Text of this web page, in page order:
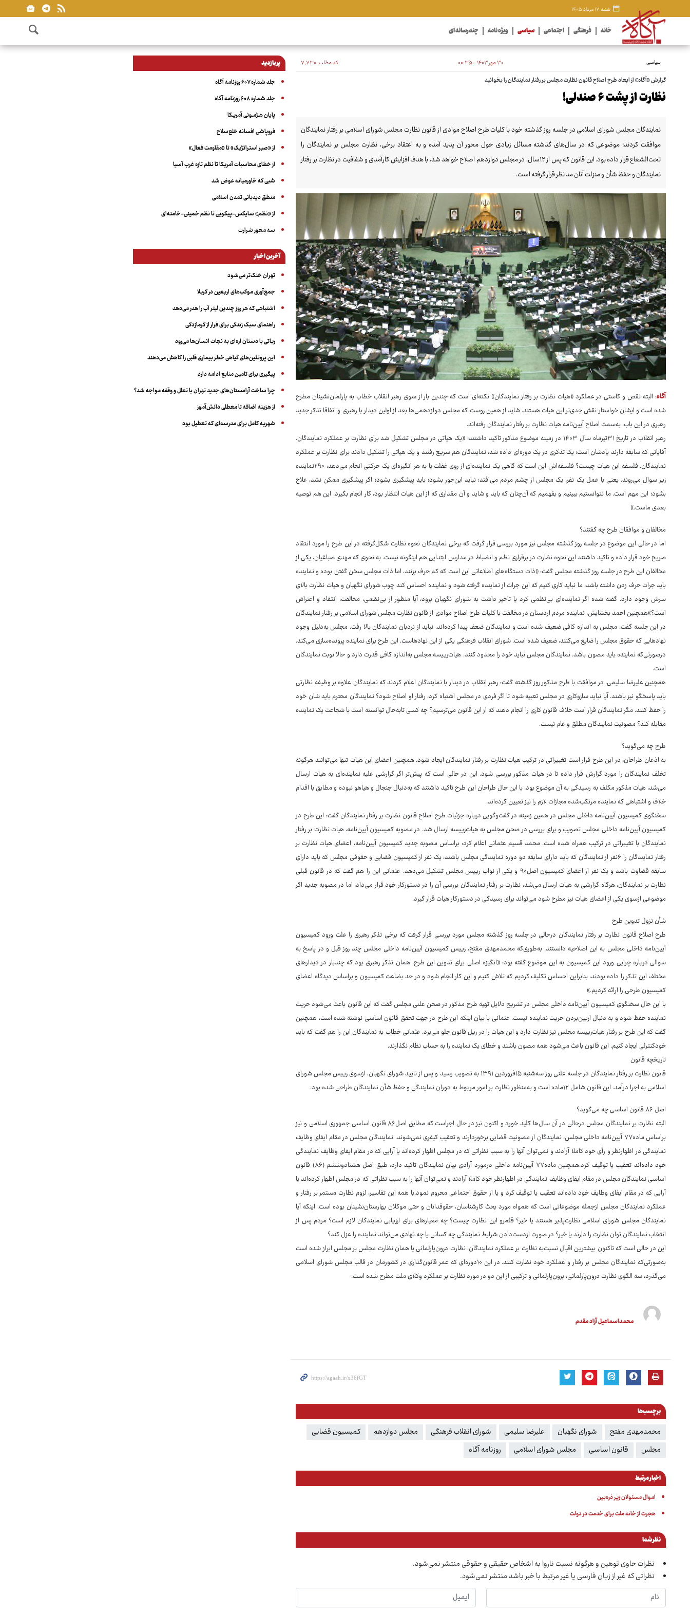
شنبه ۱۷ مرداد ۱۴۰۵
خانه فرهنگی اجتماعی سیاسی ویژه نامه چندرسانه ای
سیاسی ۳۰ مهر ۱۴۰۳ - ۰۰:۳۵ کد مطلب:۷٬۷۳۰
گزارش «آگاه» از ابعاد طرح اصلاح قانون نظارت مجلس بر رفتار نمایندگان را بخوانید
نظارت از پشت ۶ صندلی!
نمایندگان مجلس شورای اسلامی در جلسه روز گذشته خود با کلیات طرح اصلاح موادی از قانون نظارت مجلس شورای اسلامی بر رفتار نمایندگان
موافقت کردند؛ موضوعی که در سال‌های گذشته مسائل زیادی حول محور آن پدید آمده و به اعتقاد برخی، نظارت مجلس بر نمایندگان را
تحت‌الشعاع قرار داده بود. این قانون که پس از ۱۲سال، در مجلس دوازدهم اصلاح خواهد شد، با هدف افزایش کارآمدی و شفافیت در نظارت بر رفتار
نمایندگان و حفظ شأن و منزلت آنان مد نظر قرار گرفته است.
آگاه: البته نقص و کاستی در عملکرد «هیات نظارت بر رفتار نمایندگان» نکته‌ای است که چندین بار از سوی رهبر انقلاب خطاب به پارلمان‌نشینان مطرح
شده است و ایشان خواستار نقش جدی‌تر این هیات هستند. شاید از همین روست که مجلس دوازدهمی‌ها بعد از اولین دیدار با رهبری و اتفاقا تذکر جدید
رهبری در این باب، به‌سمت اصلاح آیین‌نامه هیات نظارت بر رفتار نمایندگان رفته‌اند.
رهبر انقلاب در تاریخ ۳۱تیرماه سال ۱۴۰۳ در زمینه موضوع مذکور تاکید داشتند؛ «یک هیاتی در مجلس تشکیل شد برای نظارت بر عملکرد نمایندگان.
آقایانی که سابقه دارند یادشان است؛ یک تذکری در یک دوره‌ای داده شد، نمایندگان هم سریع رفتند و یک هیاتی را تشکیل دادند برای نظارت بر عملکرد
نمایندگان. فلسفه این هیات چیست؟ فلسفه‌اش این است که گاهی یک نماینده‌ای از روی غفلت یا به هر انگیزه‌ای یک حرکتی انجام می‌دهد، ۲۹۰نماینده
زیر سوال می‌روند. یعنی با عمل یک نفر، یک مجلس از چشم مردم می‌افتد؛ نباید این‌جور بشود؛ باید پیشگیری بشود؛ اگر پیشگیری ممکن نشد، علاج
بشود؛ این مهم است. ما نتوانستیم ببینیم و بفهمیم که آن‌چنان که باید و شاید و آن مقداری که از این هیات انتظار بود، کار انجام بگیرد. این هم توصیه
بعدی ماست.»
مخالفان و موافقان طرح چه گفتند؟
اما در حالی این موضوع در جلسه روز گذشته مجلس نیز مورد بررسی قرار گرفت که برخی نمایندگان نحوه نظارت شکل‌گرفته در این طرح را مورد انتقاد
صریح خود قرار داده و تاکید داشتند این نحوه نظارت در برقراری نظم و انضباط در مدارس ابتدایی هم اینگونه نیست. به نحوی که مهدی صباغیان، یکی از
مخالفان این طرح در جلسه روز گذشته مجلس گفت: «ذات دستگاه‌های اطلاعاتی این است که کم حرف بزنند، اما ذات مجلس سخن گفتن بوده و نماینده
باید جرات حرف زدن داشته باشد، ما نباید کاری کنیم که این جرات از نماینده گرفته شود و نماینده احساس کند چوب شورای نگهبان و هیات نظارت بالای
سرش وجود دارد. گفته شده اگر نماینده‌ای بی‌نظمی کرد یا تاخیر داشت به شورای نگهبان برود، آیا منظور از بی‌نظمی، مخالفت، انتقاد و اعتراض
است؟»همچنین احمد بخشایش، نماینده مردم اردستان در مخالفت با کلیات طرح اصلاح موادی از قانون نظارت مجلس شورای اسلامی بر رفتار نمایندگان
در این جلسه گفت: مجلس به اندازه کافی ضعیف شده است و نمایندگان ضعف پیدا کرده‌اند. نباید از نردبان نمایندگان بالا رفت. مجلس به‌دلیل وجود
نهادهایی که حقوق مجلس را ضایع می‌کنند، ضعیف شده است. شورای انقلاب فرهنگی یکی از این نهادهاست. این طرح برای نماینده پرونده‌سازی می‌کند.
درصورتی‌که نماینده باید مصون باشد. نمایندگان مجلس نباید خود را محدود کنند. هیات‌رییسه مجلس به‌اندازه کافی قدرت دارد و حالا نوبت نمایندگان
است.
همچنین علیرضا سلیمی، در موافقت با طرح مذکور روز گذشته گفت: رهبر انقلاب در دیدار با نمایندگان اعلام کردند که نمایندگان علاوه بر وظیفه نظارتی
باید پاسخگو نیز باشند. آیا نباید سازوکاری در مجلس تعبیه شود تا اگر فردی در مجلس اشتباه کرد، رفتار او اصلاح شود؟ نمایندگان محترم باید شان خود
را حفظ کنند. مگر نمایندگان قرار است خلاف قانون کاری را انجام دهند که از این قانون می‌ترسیم؟ چه کسی تابه‌حال توانسته است با شجاعت یک نماینده
مقابله کند؟ مصونیت نمایندگان مطلق و عام نیست.
طرح چه می‌گوید؟
به اذعان طراحان، در این طرح قرار است تغییراتی در ترکیب هیات نظارت بر رفتار نمایندگان ایجاد شود. همچنین اعضای این هیات تنها می‌توانند هرگونه
تخلف نمایندگان را مورد گزارش قرار داده تا در هیات مذکور بررسی شود. این در حالی است که پیش‌تر اگر گزارشی علیه نماینده‌ای به هیات ارسال
می‌شد، هیات مذکور مکلف به رسیدگی به آن موضوع بود. با این حال طراحان این طرح تاکید داشتند که به‌دنبال جنجال و هیاهو نبوده و مطابق با اقدام
خلاف و اشتباهی که نماینده مرتکب‌شده مجازات لازم را نیز تعیین کرده‌اند.
سخنگوی کمیسیون آیین‌نامه داخلی مجلس در همین زمینه در گفت‌وگویی درباره جزئیات طرح اصلاح قانون نظارت بر رفتار نمایندگان گفت: این طرح در
کمیسیون آیین‌نامه داخلی مجلس تصویب و برای بررسی در صحن مجلس به هیات‌رییسه ارسال شد. در مصوبه کمیسیون آیین‌نامه، هیات نظارت بر رفتار
نمایندگان با تغییراتی در ترکیب همراه شده است. محمد قسیم عثمانی اعلام کرد: براساس مصوبه جدید کمیسیون آیین‌نامه، اعضای هیات نظارت بر
رفتار نمایندگان را ۶نفر از نمایندگان که باید دارای سابقه دو دوره نمایندگی مجلس باشند، یک نفر از کمیسیون قضایی و حقوقی مجلس که باید دارای
سابقه قضاوت باشد و یک نفر از اعضای کمیسیون اصل۹۰ و یکی از نواب رییس مجلس تشکیل می‌دهد. عثمانی این را هم گفت که در قانون قبلی
نظارت بر نمایندگان، هرگاه گزارشی به هیات ارسال می‌شد، نظارت بر رفتار نمایندگان بررسی آن را در دستورکار خود قرار می‌داد، اما در مصوبه جدید اگر
موضوعی ازسوی یکی از اعضای هیات نیز مطرح شود می‌تواند برای رسیدگی در دستورکار هیات قرار گیرد.
شأن نزول تدوین طرح
طرح اصلاح قانون نظارت بر رفتار نمایندگان درحالی در جلسه روز گذشته مجلس مورد بررسی قرار گرفت که برخی تذکر رهبری را علت ورود کمیسیون
آیین‌نامه داخلی مجلس به این اصلاحیه دانستند. به‌طوری‌که محمدمهدی مفتح، رییس کمیسیون آیین‌نامه داخلی مجلس چند روز قبل و در پاسخ به
سوالی درباره چرایی ورود این کمیسیون به این موضوع گفته بود: «انگیزه اصلی برای تدوین این طرح، همان تذکر رهبری بود که چندبار در دیدارهای
مختلف این تذکر را داده بودند، بنابراین احساس تکلیف کردیم که تلاش کنیم و این کار انجام شود و در حد بضاعت کمیسیون و براساس دیدگاه اعضای
کمیسیون طرحی را ارائه کردیم.»
با این حال سخنگوی کمیسیون آیین‌نامه داخلی مجلس در تشریح دلایل تهیه طرح مذکور در صحن علنی مجلس گفت که این قانون باعث می‌شود حریت
نماینده حفظ شود و به دنبال ازبین‌بردن حریت نماینده نیست. عثمانی با بیان اینکه این طرح در جهت تحقق قانون اساسی نوشته شده است، همچنین
گفت که این طرح بر رفتار هیات‌رییسه مجلس نیز نظارت دارد و این هیات را در ریل قانون جلو می‌برد. عثمانی خطاب به نمایندگان این را هم گفت که باید
خودکنترلی ایجاد کنیم. این قانون باعث می‌شود همه مصون باشند و خطای یک نماینده را به حساب نظام نگذارند.
تاریخچه قانون
قانون نظارت بر رفتار نمایندگان در جلسه علنی روز سه‌شنبه ۱۵فروردین ۱۳۹۱ به تصویب رسید و پس از تایید شورای نگهبان، ازسوی رییس مجلس شورای
اسلامی به اجرا درآمد. این قانون شامل ۱۲ماده است و به‌منظور نظارت بر امور مربوط به دوران نمایندگی و حفظ شأن نمایندگان طراحی شده بود.
اصل ۸۶ قانون اساسی چه می‌گوید؟
البته نظارت بر نمایندگان مجلس درحالی در آن سال‌ها کلید خورد و اکنون نیز در حال اجراست که مطابق اصل۸۶ قانون اساسی جمهوری اسلامی و نیز
براساس ماده۷۷ آیین‌نامه داخلی مجلس، نمایندگان از مصونیت قضایی برخوردارند و تعقیب کیفری نمی‌شوند. نمایندگان مجلس در مقام ایفای وظایف
نمایندگی در اظهارنظر و رأی خود کاملا آزادند و نمی‌توان آنها را به سبب نظراتی که در مجلس اظهار کرده‌اند یا آرایی که در مقام ایفای وظایف نمایندگی
خود داده‌اند تعقیب یا توقیف کرد.همچنین ماده۷۷ آیین‌نامه داخلی درمورد آزادی بیان نمایندگان تاکید دارد: طبق اصل هشتادوششم (۸۶) قانون
اساسی نمایندگان مجلس در مقام ایفای وظایف نمایندگی در اظهارنظر خود کاملا آزادند و نمی‌توان آنها را به سبب نظراتی که در مجلس اظهار کرده‌اند یا
آرایی که در مقام ایفای وظایف خود داده‌اند تعقیب یا توقیف کرد و یا از حقوق اجتماعی محروم نمود.با همه این تفاسیر، لزوم نظارت مستمر بر رفتار و
عملکرد نمایندگان مجلس ازجمله موضوعاتی است که همواه مورد بحث کارشناسان، حقوقدانان و حتی موکلان بهارستان‌نشینان بوده است. اینکه آیا
نمایندگان مجلس شورای اسلامی نظارت‌پذیر هستند یا خیر؟ قلمرو این نظارت چیست؟ چه معیارهای برای ارزیابی نمایندگان لازم است؟ مردم پس از
انتخاب نمایندگان توان نظارت را دارند یا خیر؟ در صورت ازدست‌دادن شرایط نمایندگی چه کسانی یا چه نهادی می‌تواند نماینده را عزل کند؟
این در حالی است که تاکنون بیشترین اقبال نسبت‌به نظارت بر عملکرد نمایندگان، نظارت درون‌پارلمانی یا همان نظارت مجلس بر مجلس ابراز شده است
به‌صورتی‌که نمایندگان مجلس بر رفتار و عملکرد خود نظارت کنند. در این ۱۰دوره‌ای که عمر قانون‌گذاری در کشورمان در قالب مجلس شورای اسلامی
می‌گذرد، سه الگوی نظارت درون‌پارلمانی، برون‌پارلمانی و ترکیبی از این دو در مورد نظارت بر عملکرد وکلای ملت مطرح شده است.
محمداسماعیل آزاد مقدم
برچسب‌ها
محمدمهدی مفتح شورای نگهبان علیرضا سلیمی شورای انقلاب فرهنگی مجلس دوازدهم
کمیسیون قضایی
مجلس
قانون اساسی مجلس شورای اسلامی روزنامه آگاه
اخبار مرتبط
اموال مسئولان زیر ذره‌بین
هجرت از خانه ملت برای خدمت در دولت
نظر شما
نظرات حاوی توهین و هرگونه نسبت ناروا به اشخاص حقیقی و حقوقی منتشر نمی‌شود.
نظراتی که غیر از زبان فارسی یا غیر مرتبط با خبر باشد منتشر نمی‌شود.
پربازدید
جلد شماره ۶۰۷ روزنامه آگاه
جلد شماره ۶۰۸ روزنامه آگاه
پایان هـژمـونی آمریـکا
فروپاشی افسانه خلع‌سلاح
از «صبر استراتژیک» تا «مقاومت فعال»
از خطای محاسبات آمریکا تا نظم تازه غرب آسیا
شبی که خاورمیانه عوض شد
منطق دیدبانی تمدن اسلامی
از «نظم» سایکس-پیکویی تا نظم خمینی-خامنه‌ای
سه‌ محور شرارت
آخرین اخبار
تهران خنک‌تر می‌شود
جمع‌آوری موکب‌های اربعین در کربلا
اشتباهی که هر روز چندین لیتر آب را هدر می‌دهد
راهنمای سبک زندگی برای فرار از گرمازدگی
رباتی با دستان اره‌ای به نجات انسان‌ها می‌رود
این پروتئین‌های گیاهی خطر بیماری قلبی را کاهش می‌دهند
پیگیری برای تامین منابع ادامه دارد
چرا ساخت آرامستان‌های جدید تهران با تعلل و وقفه مواجه شد؟
از هزینه اضافه تا معطلی دانش‌آموز
شهریه کامل برای مدرسه‌ای که تعطیل بود